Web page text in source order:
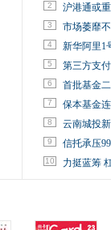
2 沪港通或
3 市场萎靡
4 新华阿里1
5 第三方支
6 首批基金
7 保本基金
8 云南城投
9 信托承压
10 力挺蓝筹